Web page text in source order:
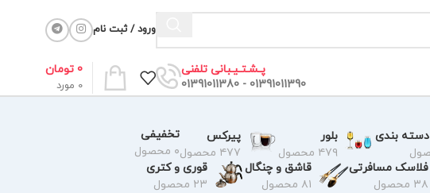
ورود / ثبت نام
پـشـتـیـبانی تلفنی
01391011390 - 01391011380
0 مورد
0 تومان
بندی
بلور
۴۷۹ محصول
پیرکس
۴۷۷ محصول
تخفیفی
۰ محصول
فلاسک مسافرتی
۳۸ محصول
قاشق و چنگال
۸۱ محصول
قوری و کتری
۲۳ محصول